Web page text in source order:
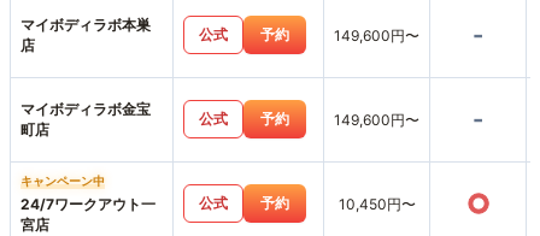
マイボディラボ本巣
店
公式 予約 149,600円〜 -
マイボディラボ金宝
町店
公式 予約 149,600円〜 -
キャンペーン中
24/7ワークアウト一
宮店
公式 予約 10,450円〜 ○